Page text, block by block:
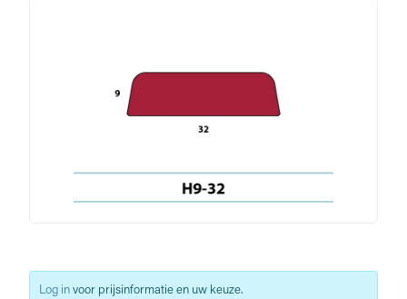
Log in voor prijsinformatie en uw keuze.